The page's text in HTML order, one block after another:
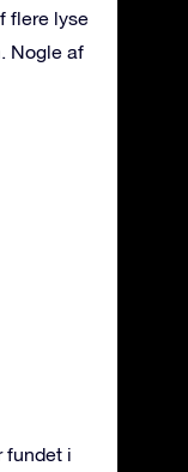
flere lyse
Nogle af
fundet i